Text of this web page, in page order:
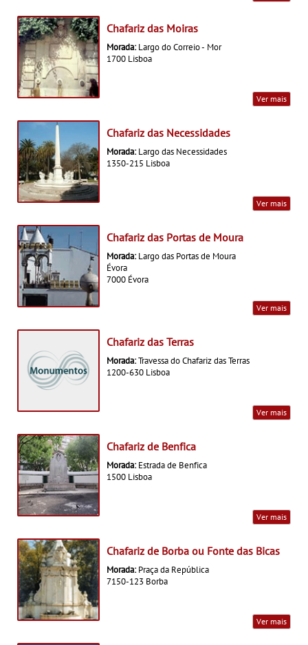
Chafariz das Moiras
Morada: Largo do Correio - Mor
1700 Lisboa
Ver mais
Chafariz das Necessidades
Morada: Largo das Necessidades
1350-215 Lisboa
Ver mais
Chafariz das Portas de Moura
Morada: Largo das Portas de Moura
Évora
7000 Évora
Ver mais
Chafariz das Terras
Morada:Travessa do Chafariz das Terras
1200-630 Lisboa
Ver mais
Chafariz de Benfica
Morada: Estrada de Benfica
1500 Lisboa
Ver mais
Chafariz de Borba ou Fonte das Bicas
Morada: Praça da República
7150-123 Borba
Ver mais